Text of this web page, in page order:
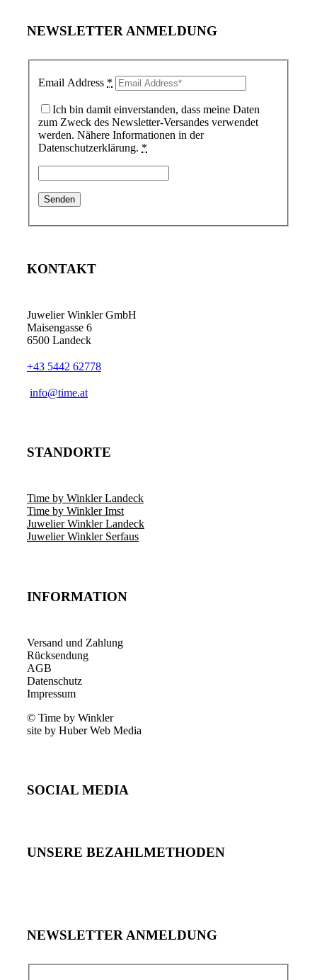
NEWSLETTER ANMELDUNG
Email Address *
Ich bin damit einverstanden, dass meine Daten
zum Zweck des Newsletter-Versandes verwendet
werden. Nähere Informationen in der
Datenschutzerklärung. *
KONTAKT
Juwelier Winkler GmbH
Maisengasse 6
6500 Landeck
+43 5442 62778
info@time.at
STANDORTE
Time by Winkler Landeck
Time by Winkler Imst
Juwelier Winkler Landeck
Juwelier Winkler Serfaus
INFORMATION
Versand und Zahlung
Rücksendung
AGB
Datenschutz
Impressum
© Time by Winkler
site by Huber Web Media
SOCIAL MEDIA
UNSERE BEZAHLMETHODEN
NEWSLETTER ANMELDUNG